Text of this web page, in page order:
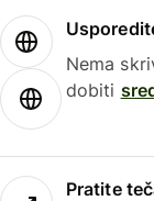
Nema
dobiti
Pratite